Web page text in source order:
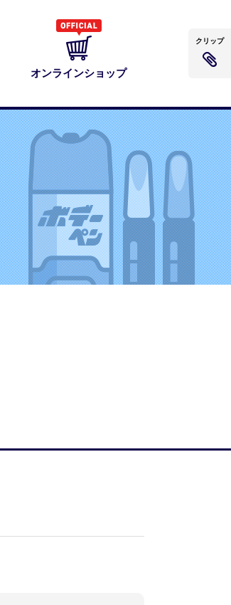
オンラインショップ
クリップ